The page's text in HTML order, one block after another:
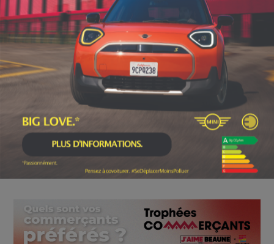
La Côte-d’Or à l’honneur
Cette distinction vient rappeler le dynamisme de la scène
culinaire en Côte-d’Or, déjà illustré l’an passé par la
récompense du restaurant Cave, à Dijon. En attendant
l’annonce des étoiles Michelin prévue en mars, ce Bib
Gourmand 2026 met un coup de projecteur bienvenu sur une
adresse authentique, ancrée dans son territoire.